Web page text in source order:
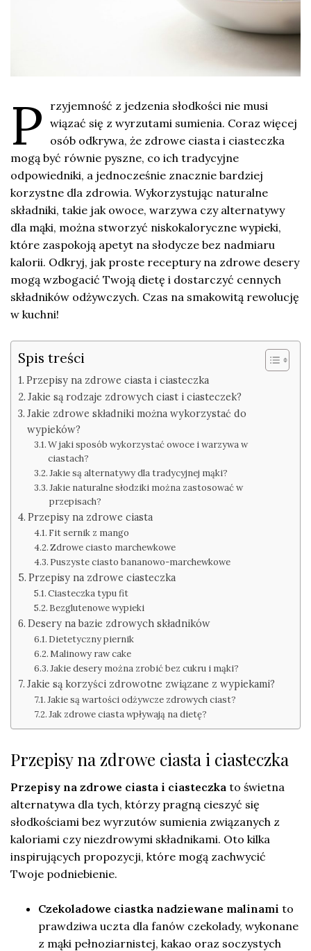
P
rzyjemność z jedzenia słodkości nie musi
wiązać się z wyrzutami sumienia. Coraz więcej
osób odkrywa, że zdrowe ciasta i ciasteczka
mogą być równie pyszne, co ich tradycyjne
odpowiedniki, a jednocześnie znacznie bardziej
korzystne dla zdrowia. Wykorzystując naturalne
składniki, takie jak owoce, warzywa czy alternatywy
dla mąki, można stworzyć niskokaloryczne wypieki,
które zaspokoją apetyt na słodycze bez nadmiaru
kalorii. Odkryj, jak proste receptury na zdrowe desery
mogą wzbogacić Twoją dietę i dostarczyć cennych
składników odżywczych. Czas na smakowitą rewolucję
w kuchni!
Spis treści
Przepisy na zdrowe ciasta i ciasteczka
Jakie są rodzaje zdrowych ciast i ciasteczek?
Jakie zdrowe składniki można wykorzystać do
wypieków?
W jaki sposób wykorzystać owoce i warzywa w
ciastach?
Jakie są alternatywy dla tradycyjnej mąki?
Jakie naturalne słodziki można zastosować w
przepisach?
Przepisy na zdrowe ciasta
Fit sernik z mango
Zdrowe ciasto marchewkowe
Puszyste ciasto bananowo-marchewkowe
Przepisy na zdrowe ciasteczka
Ciasteczka typu fit
Bezglutenowe wypieki
Desery na bazie zdrowych składników
Dietetyczny piernik
Malinowy raw cake
Jakie desery można zrobić bez cukru i mąki?
Jakie są korzyści zdrowotne związane z wypiekami?
Jakie są wartości odżywcze zdrowych ciast?
Jak zdrowe ciasta wpływają na dietę?
Przepisy na zdrowe ciasta i ciasteczka
Przepisy na zdrowe ciasta i ciasteczka to świetna
alternatywa dla tych, którzy pragną cieszyć się
słodkościami bez wyrzutów sumienia związanych z
kaloriami czy niezdrowymi składnikami. Oto kilka
inspirujących propozycji, które mogą zachwycić
Twoje podniebienie.
Czekoladowe ciastka nadziewane malinami to
prawdziwa uczta dla fanów czekolady, wykonane
z mąki pełnoziarnistej, kakao oraz soczystych